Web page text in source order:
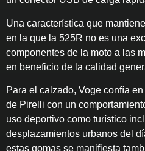
Una característica que
en la que la 525R no es una
componentes de la moto a las
en beneficio de la calidad
Para el calzado, Voge confía
de Pirelli con un
uso deportivo como turístico
desplazamientos urbanos del
estas gomas se manifiesta